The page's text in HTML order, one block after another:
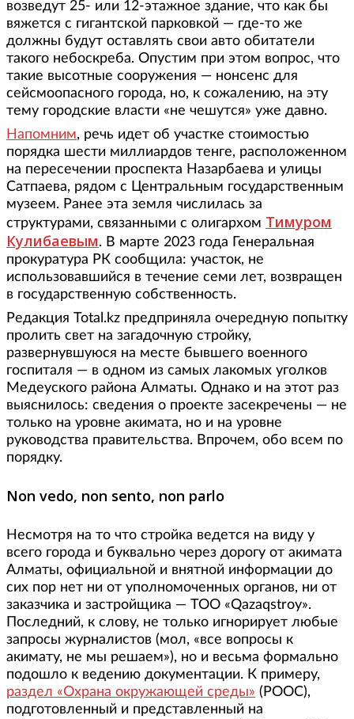
возведут 25- или 12-этажное здание, что как бы
вяжется с гигантской парковкой — где-то же
должны будут оставлять свои авто обитатели
такого небоскреба. Опустим при этом вопрос, что
такие высотные сооружения — нонсенс для
сейсмоопасного города, но, к сожалению, на эту
тему городские власти «не чешутся» уже давно.
Напомним, речь идет об участке стоимостью
порядка шести миллиардов тенге, расположенном
на пересечении проспекта Назарбаева и улицы
Сатпаева, рядом с Центральным государственным
музеем. Ранее эта земля числилась за
структурами, связанными с олигархом Тимуром
Кулибаевым. В марте 2023 года Генеральная
прокуратура РК сообщила: участок, не
использовавшийся в течение семи лет, возвращен
в государственную собственность.
Редакция Total.kz предприняла очередную попытку
пролить свет на загадочную стройку,
развернувшуюся на месте бывшего военного
госпиталя — в одном из самых лакомых уголков
Медеуского района Алматы. Однако и на этот раз
выяснилось: сведения о проекте засекречены — не
только на уровне акимата, но и на уровне
руководства правительства. Впрочем, обо всем по
порядку.
Non vedo, non sento, non parlo
Несмотря на то что стройка ведется на виду у
всего города и буквально через дорогу от акимата
Алматы, официальной и внятной информации до
сих пор нет ни от уполномоченных органов, ни от
заказчика и застройщика — ТОО «Qazaqstroy».
Последний, к слову, не только игнорирует любые
запросы журналистов (мол, «все вопросы к
акимату, не мы решаем»), но и весьма формально
подошло к ведению документации. К примеру,
раздел «Охрана окружающей среды» (РООС),
подготовленный и представленный на